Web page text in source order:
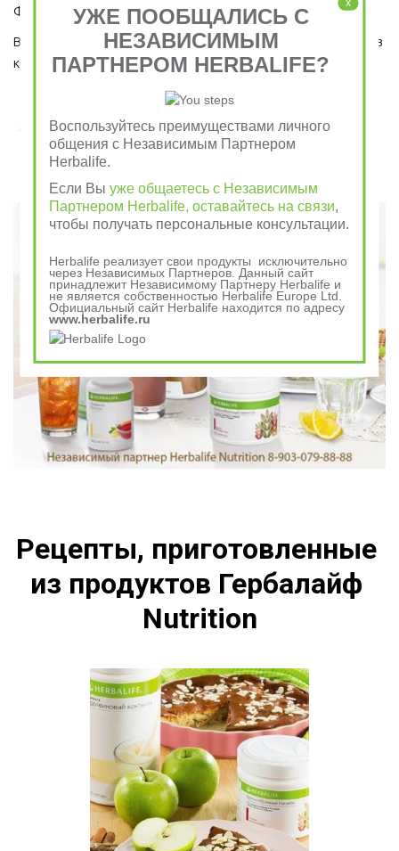
Формула 1 и Травяным тонизирующим напитком (чай).
Ведь завтрак является важным приемом пищи, который ни в
коем случае пропускать нельзя!
Завтрак съешь сам, обед раздели с другом, ужин
отдай врагу
Говорили в древности
Рецепты, приготовленные
из продуктов Гербалайф
Nutrition
x
УЖЕ ПООБЩАЛИСЬ С
НЕЗАВИСИМЫМ
ПАРТНЕРОМ HERBALIFE?
Воспользуйтесь преимуществами личного
общения с Независимым Партнером
Herbalife.
Если Выуже общаетесь с Независимым
Партнером Herbalife, оставайтесь на связи,
чтобы получать персональные консультации.
Herbalife реализует свои продукты исключительно
через Независимых Партнеров. Данный сайт
принадлежит Независимому Партнеру Herbalife и
не является собственностью Herbalife Europe Ltd.
Официальный сайт Herbalife находится по адресу
www.herbalife.ru